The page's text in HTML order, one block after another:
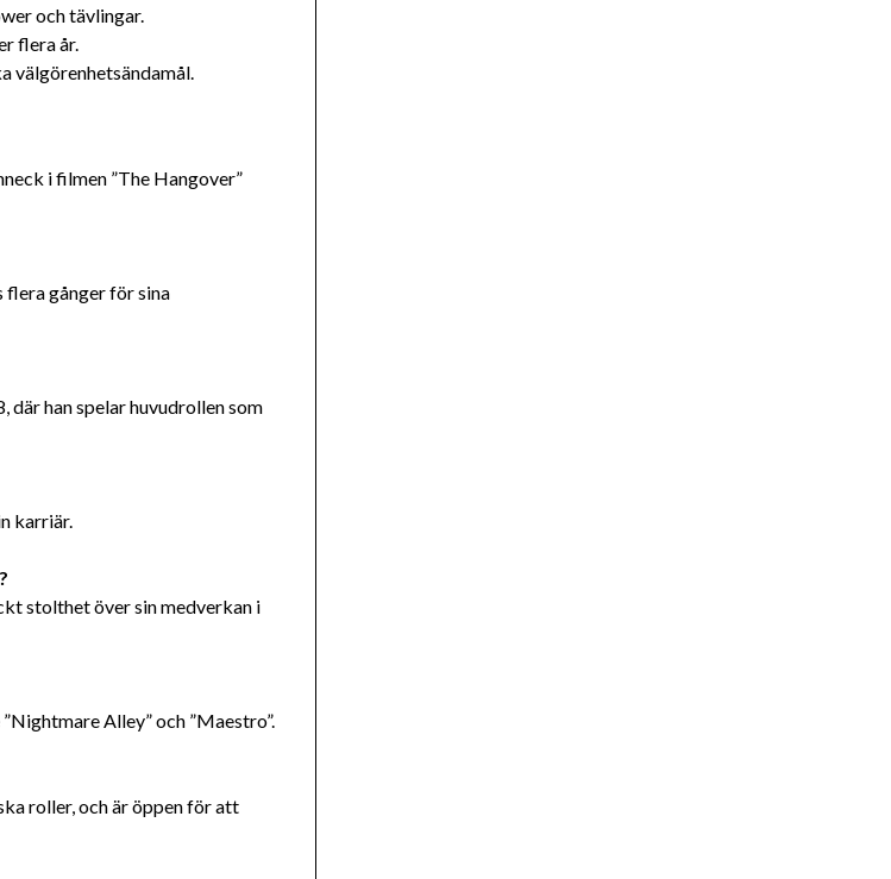
och tävlingar.
flera år.
välgörenhetsändamål.
i filmen ”The Hangover”
flera gånger för sina
där han spelar huvudrollen som
karriär.
stolthet över sin medverkan i
Alley” och ”Maestro”.
roller, och är öppen för att